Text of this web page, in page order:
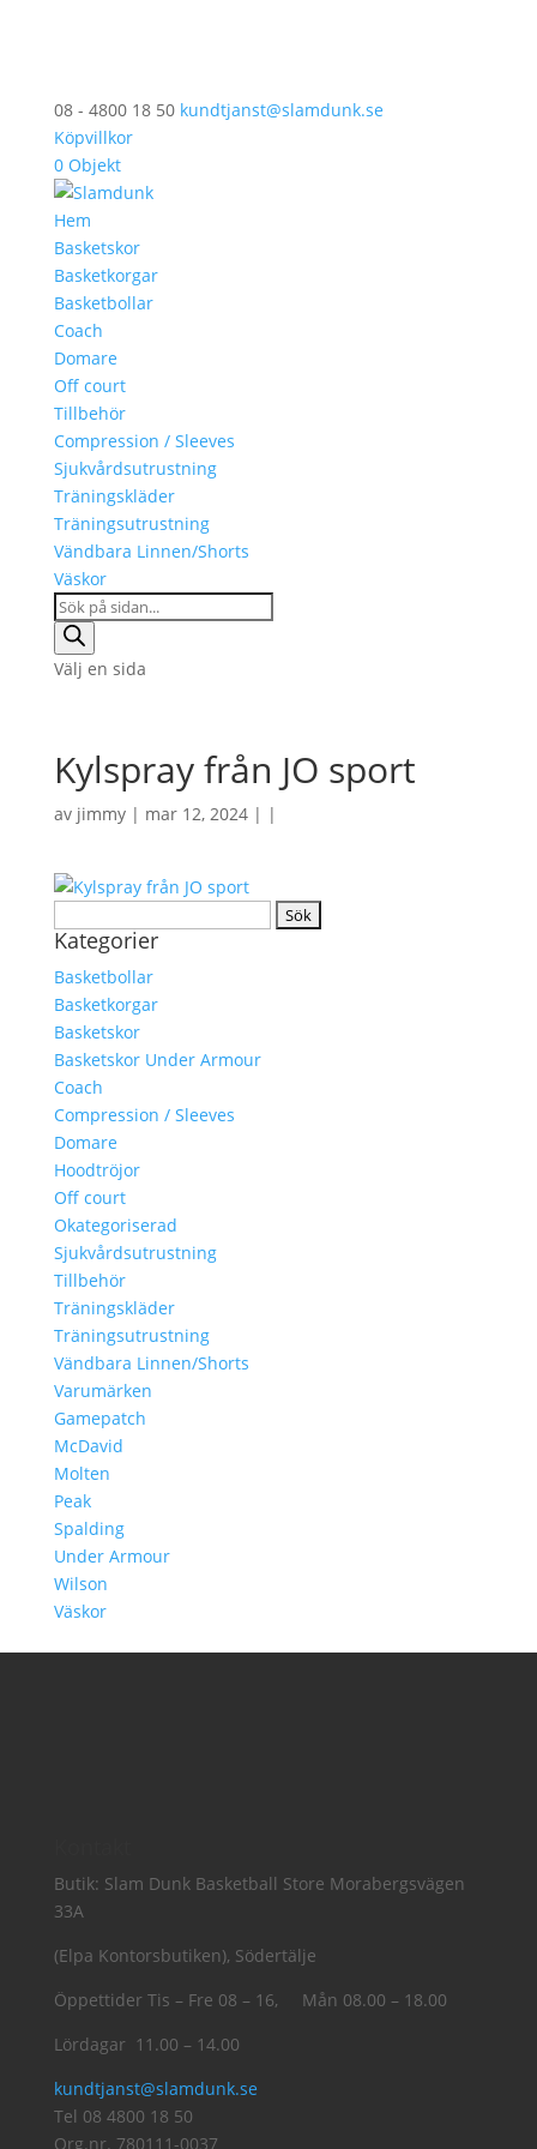
08 - 4800 18 50 kundtjanst@slamdunk.se
Köpvillkor
0 Objekt
Hem
Basketskor
Basketkorgar
Basketbollar
Coach
Domare
Off court
Tillbehör
Compression / Sleeves
Sjukvårdsutrustning
Träningskläder
Träningsutrustning
Vändbara Linnen/Shorts
Väskor
Products
search
Välj en sida
Kylspray från JO sport
av jimmy| mar 12, 2024 | |
efter:
Kategorier
Basketbollar
Basketkorgar
Basketskor
Basketskor Under Armour
Coach
Compression / Sleeves
Domare
Hoodtröjor
Off court
Okategoriserad
Sjukvårdsutrustning
Tillbehör
Träningskläder
Träningsutrustning
Vändbara Linnen/Shorts
Varumärken
Gamepatch
McDavid
Molten
Peak
Spalding
Under Armour
Wilson
Väskor
Butik: Slam Dunk Basketball Store Morabergsvägen
33A
(Elpa Kontorsbutiken), Södertälje
Öppettider Tis – Fre 08 – 16, Mån 08.00 – 18.00
Lördagar 11.00 – 14.00
kundtjanst@slamdunk.se
Tel 08 4800 18 50
Org.nr. 780111-0037